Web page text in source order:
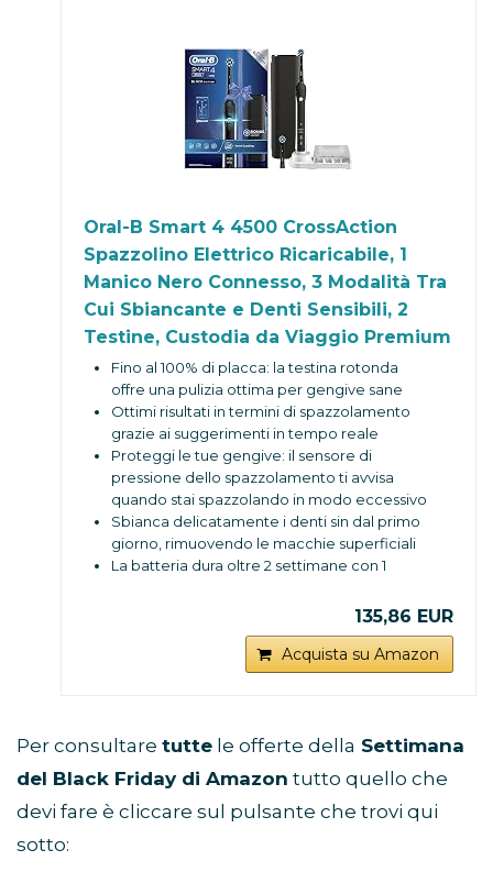
Oral-B Smart 4 4500 CrossAction
Spazzolino Elettrico Ricaricabile, 1
Manico Nero Connesso, 3 Modalità Tra
Cui Sbiancante e Denti Sensibili, 2
Testine, Custodia da Viaggio Premium
Fino al 100% di placca: la testina rotonda
offre una pulizia ottima per gengive sane
Ottimi risultati in termini di spazzolamento
grazie ai suggerimenti in tempo reale
Proteggi le tue gengive: il sensore di
pressione dello spazzolamento ti avvisa
quando stai spazzolando in modo eccessivo
Sbianca delicatamente i denti sin dal primo
giorno, rimuovendo le macchie superficiali
La batteria dura oltre 2 settimane con 1
Scopri se spazzoli abbastanza i tuoi denti
con il timer professionale di 2 minuti
Contenuto: 1 manico con caricatore, 2
testine, Custodia da viaggio
135,86 EUR
Acquista su Amazon
Per consultare tutte le offerte della Settimana
del Black Fridaydi Amazon tutto quello che
devi fare è cliccare sul pulsante che trovi qui
sotto: